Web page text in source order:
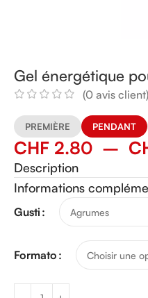
Gel énergétique
(0 avis client)
PREMIÈRE PENDANT
CHF 2.80 –
Description
Informations
Gusti
Formato
Alternative: